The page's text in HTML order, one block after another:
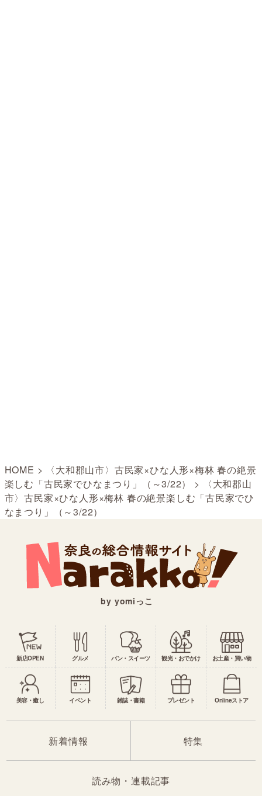
HOME >
〈大和郡山市〉古民家×ひな人形×梅林 春の絶景
楽しむ「古民家でひなまつり」（～3/22）
>
〈大和郡山
市〉古民家×ひな人形×梅林 春の絶景楽しむ「古民家でひ
なまつり」（～3/22）
by yomiっこ
新店OPEN グルメ パン・スイーツ 観光・おでかけ お土産・買い物
美容・癒し イベント 雑誌・書籍 プレゼント Onlineストア
新着情報 特集
読み物・連載記事